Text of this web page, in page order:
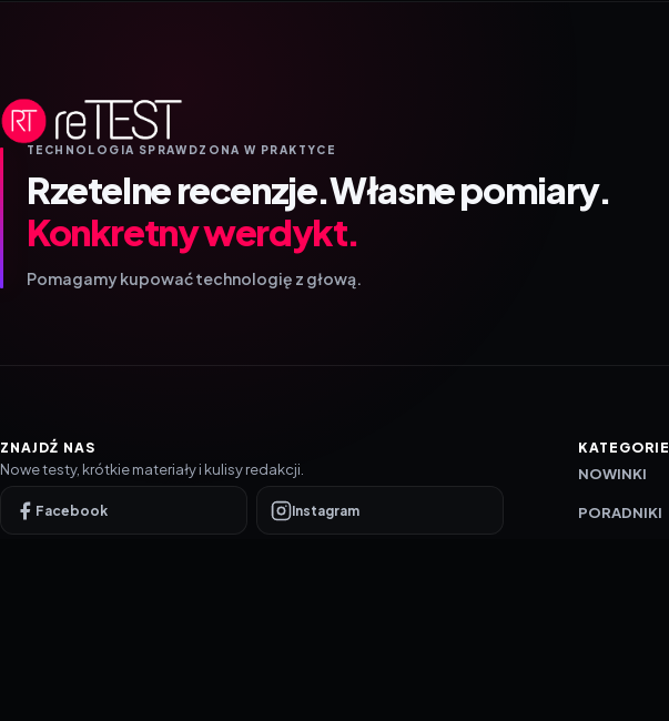
TECHNOLOGIA SPRAWDZONA W PRAKTYCE
Rzetelne recenzje.Własne pomiary.
Konkretny werdykt.
Pomagamy kupować technologię z głową.
ZNAJDŹ NAS
Nowe testy, krótkie materiały i kulisy redakcji.
Facebook Instagram
KATEGORIE
NOWINKI
PORADNIKI